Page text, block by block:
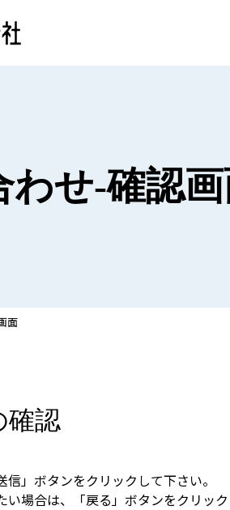
わせ-確認
面
確認
」ボタンをクリックして下さい。
場合は、「戻る」ボタンをクリック